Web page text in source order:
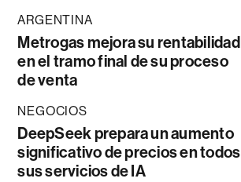
ARGENTINA
Metrogas mejora su rentabilidad
en el tramo final de su proceso
de venta
NEGOCIOS
DeepSeek prepara un aumento
significativo de precios en todos
sus servicios de IA